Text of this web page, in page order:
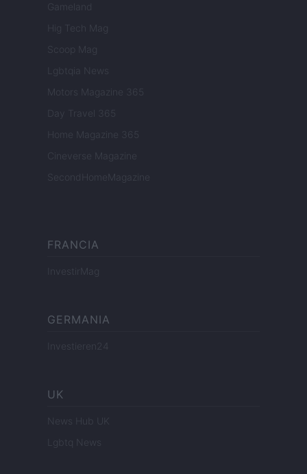
Gameland
Hig Tech Mag
Scoop Mag
Lgbtqia News
Motors Magazine 365
Day Travel 365
Home Magazine 365
Cineverse Magazine
SecondHomeMagazine
FRANCIA
InvestirMag
GERMANIA
Investieren24
UK
News Hub UK
Lgbtq News